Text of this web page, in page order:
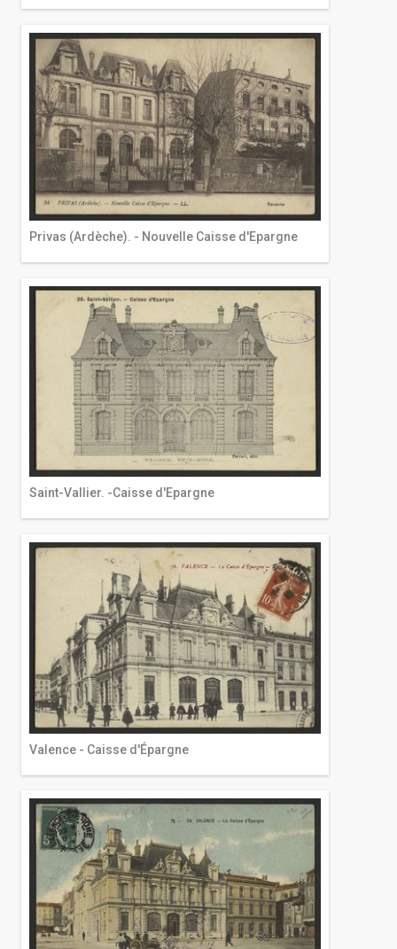
Privas (Ardèche). - Nouvelle Caisse d'Epargne
Saint-Vallier. -Caisse d'Epargne
Valence - Caisse d'Épargne